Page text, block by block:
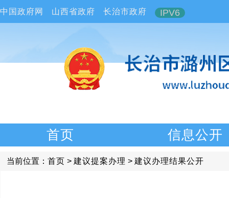
中国政府网 山西省政府 长治市政府 IPV6
首页 信息公开
当前位置： 首页 > 建议提案办理 > 建议办理结果公开